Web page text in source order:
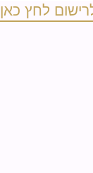
לחץ כאן